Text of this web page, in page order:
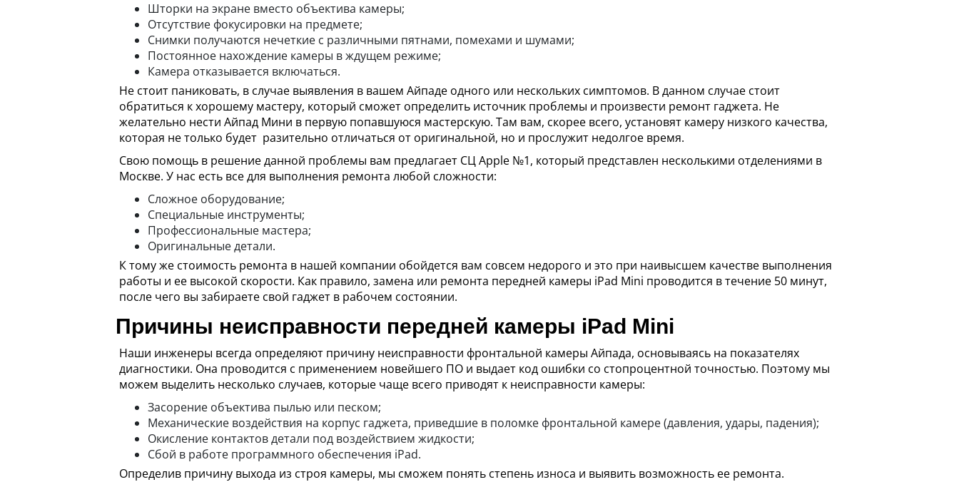
Шторки на экране вместо объектива камеры;
Отсутствие фокусировки на предмете;
Снимки получаются нечеткие с различными пятнами, помехами и шумами;
Постоянное нахождение камеры в ждущем режиме;
Камера отказывается включаться.
Не стоит паниковать, в случае выявления в вашем Айпаде одного или нескольких симптомов. В данном случае стоит
обратиться к хорошему мастеру, который сможет определить источник проблемы и произвести ремонт гаджета. Не
желательно нести Айпад Мини в первую попавшуюся мастерскую. Там вам, скорее всего, установят камеру низкого качества,
которая не только будет разительно отличаться от оригинальной, но и прослужит недолгое время.
Свою помощь в решение данной проблемы вам предлагает СЦ Apple №1, который представлен несколькими отделениями в
Москве. У нас есть все для выполнения ремонта любой сложности:
Сложное оборудование;
Специальные инструменты;
Профессиональные мастера;
Оригинальные детали.
К тому же стоимость ремонта в нашей компании обойдется вам совсем недорого и это при наивысшем качестве выполнения
работы и ее высокой скорости. Как правило, замена или ремонта передней камеры iPad Mini проводится в течение 50 минут,
после чего вы забираете свой гаджет в рабочем состоянии.
Причины неисправности передней камеры iPad Mini
Наши инженеры всегда определяют причину неисправности фронтальной камеры Айпада, основываясь на показателях
диагностики. Она проводится с применением новейшего ПО и выдает код ошибки со стопроцентной точностью. Поэтому мы
можем выделить несколько случаев, которые чаще всего приводят к неисправности камеры:
Засорение объектива пылью или песком;
Механические воздействия на корпус гаджета, приведшие в поломке фронтальной камере (давления, удары, падения);
Окисление контактов детали под воздействием жидкости;
Сбой в работе программного обеспечения iPad.
Определив причину выхода из строя камеры, мы сможем понять степень износа и выявить возможность ее ремонта.